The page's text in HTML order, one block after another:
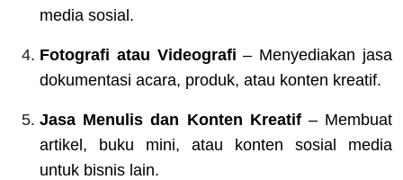
media sosial.
Fotografi atau Videografi – Menyediakan jasa
dokumentasi acara, produk, atau konten kreatif.
Jasa Menulis dan Konten Kreatif– Membuat
artikel, buku mini, atau konten sosial media
untuk bisnis lain.